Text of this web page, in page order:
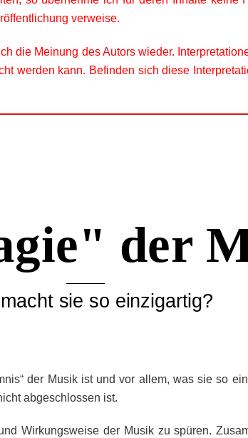
verweise.
die Meinung des Autors wieder.
werden kann. Befinden sich diese
der
sie so einzigartig?
der Musik ist und vor allem, was sie so
abgeschlossen ist.
Wirkungsweise der Musik zu spüren.